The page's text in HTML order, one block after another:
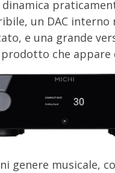
dinamica
un DAC interno
e una grande
che appare
genere musicale,